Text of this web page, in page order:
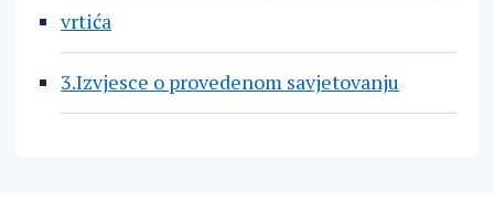
vrtića
3.Izvjesce o provedenom savjetovanju